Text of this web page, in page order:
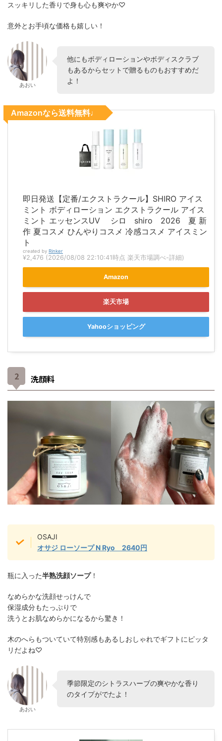
スッキリした香りで身も心も爽やか♡
意外とお手頃な価格も嬉しい！
あおい
他にもボディローションやボディスクラブ
もあるからセットで贈るものもおすすめだ
よ！
即日発送【定番/エクストラクール】SHIRO アイス
ミント ボディローション エクストラクール アイス
ミント エッセンスUV シロ shiro 2026 夏 新
作 夏コスメ ひんやりコスメ 冷感コスメ アイスミン
ト
created by Rinker
¥2,476 (2026/08/08 22:10:41時点 楽天市場調べ-詳細)
Amazon
楽天市場
Yahooショッピング
Amazonなら送料無料♩
洗顔料
OSAJI
オサジ ローソープ N Ryo 2640円
瓶に入った半熟洗顔ソープ！
なめらかな洗顔せっけんで
保湿成分もたっぷりで
洗うとお肌なめらかになるから驚き！
木のへらもついていて特別感もあるしおしゃれでギフトにピッタ
リだよね♡
あおい
季節限定のシトラスハーブの爽やかな香り
のタイプがでたよ！